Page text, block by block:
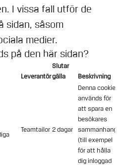
I vissa fall utför de
sidan, såsom
medier.
på den här sidan?
Leverantör
Slutar
gälla
Beskrivning
Teamtailor 2 dagar
Denna cookie
används för
att spara en
besökares
sammanhang
(till exempel
för att hålla
dig inloggad